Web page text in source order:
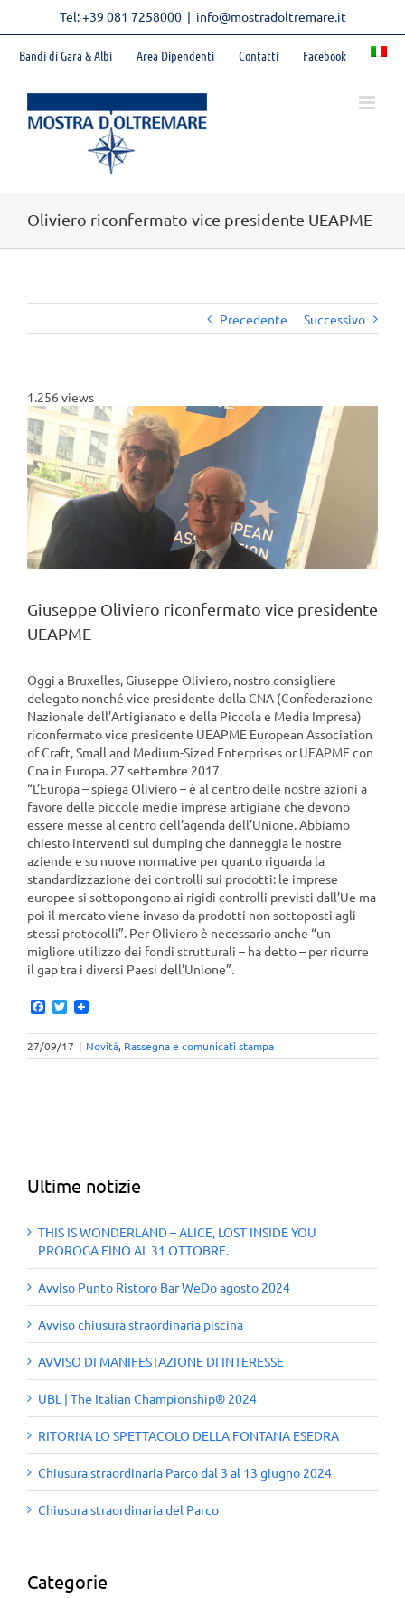
Tel: +39 081 7258000 | info@mostradoltremare.it
Bandi di Gara & Albi Area Dipendenti Contatti Facebook
Oliviero riconfermato vice presidente UEAPME
Precedente Successivo
1.256 views
View
Larger
Image
Giuseppe Oliviero riconfermato vice presidente
UEAPME
Oggi a Bruxelles, Giuseppe Oliviero, nostro consigliere
delegato nonché vice presidente della CNA (Confederazione
Nazionale dell’Artigianato e della Piccola e Media Impresa)
riconfermato vice presidente UEAPME European Association
of Craft, Small and Medium-Sized Enterprises or UEAPME con
Cna in Europa. 27 settembre 2017.
“L’Europa – spiega Oliviero – è al centro delle nostre azioni a
favore delle piccole medie imprese artigiane che devono
essere messe al centro dell’agenda dell’Unione. Abbiamo
chiesto interventi sul dumping che danneggia le nostre
aziende e su nuove normative per quanto riguarda la
standardizzazione dei controlli sui prodotti: le imprese
europee si sottopongono ai rigidi controlli previsti dall’Ue ma
poi il mercato viene invaso da prodotti non sottoposti agli
stessi protocolli”. Per Oliviero è necessario anche “un
migliore utilizzo dei fondi strutturali – ha detto – per ridurre
il gap tra i diversi Paesi dell’Unione”.
Facebook
Twitter
27/09/17 | Novità, Rassegna e comunicati stampa
Ultime notizie
THIS IS WONDERLAND – ALICE, LOST INSIDE YOU
PROROGA FINO AL 31 OTTOBRE.
Avviso Punto Ristoro Bar WeDo agosto 2024
Avviso chiusura straordinaria piscina
AVVISO DI MANIFESTAZIONE DI INTERESSE
UBL | The Italian Championship® 2024
RITORNA LO SPETTACOLO DELLA FONTANA ESEDRA
Chiusura straordinaria Parco dal 3 al 13 giugno 2024
Chiusura straordinaria del Parco
Categorie